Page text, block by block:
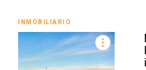
INMOBILIARIO